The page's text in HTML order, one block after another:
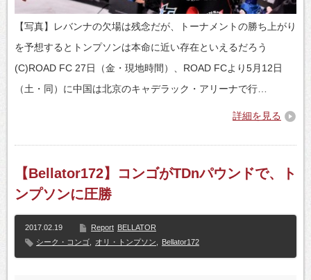
【写真】レバンナの欠場は残念だが、トーナメントの勝ち上がり
を予想するとトンプソンは本命に近い存在といえるだろう
(C)ROAD FC 27日（金・現地時間）、ROAD FCより5月12日
（土・同）に中国は北京のキャデラック・アリーナで行…
詳細を見る
【Bellator172】コンゴがTDnパウンドで、ト
ンプソンに圧勝
2017.02.19 Report BELLATOR
シーク・コンゴ
オリ・トンプソン Bellator172